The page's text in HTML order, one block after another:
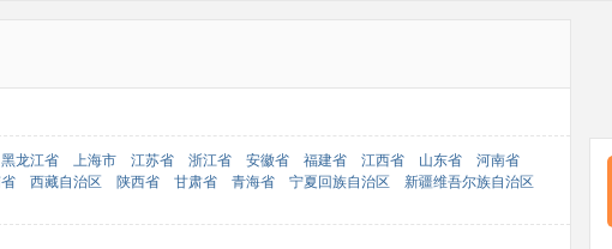
黑龙江省 上海市 江苏省 浙江省 安徽省 福建省 江西省 山东省
河南省
西藏自治区 陕西省 甘肃省 青海省 宁夏回族自治区
新疆维吾尔族自治区